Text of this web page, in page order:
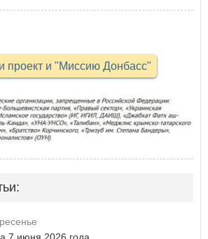
проект и "Миссию Донбасс"
7 июня 2026 года